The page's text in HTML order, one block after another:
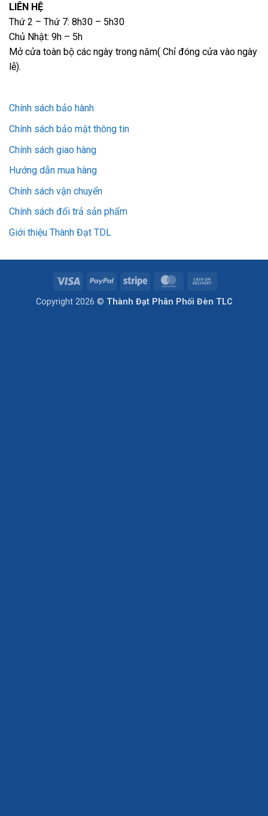
LIÊN HỆ
Thứ 2 – Thứ 7: 8h30 – 5h30
Chủ Nhật: 9h – 5h
Mở cửa toàn bộ các ngày trong năm( Chỉ đóng cửa vào ngày
lễ).
Chính sách bảo hành
Chính sách bảo mật thông tin
Chính sách giao hàng
Hướng dẫn mua hàng
Chính sách vận chuyển
Chính sách đổi trả sản phẩm
Giới thiệu Thành Đạt TDL
Visa PayPal Stripe MasterCard
Delivery
Copyright 2026 © Thành Đạt Phân Phối Đèn TLC